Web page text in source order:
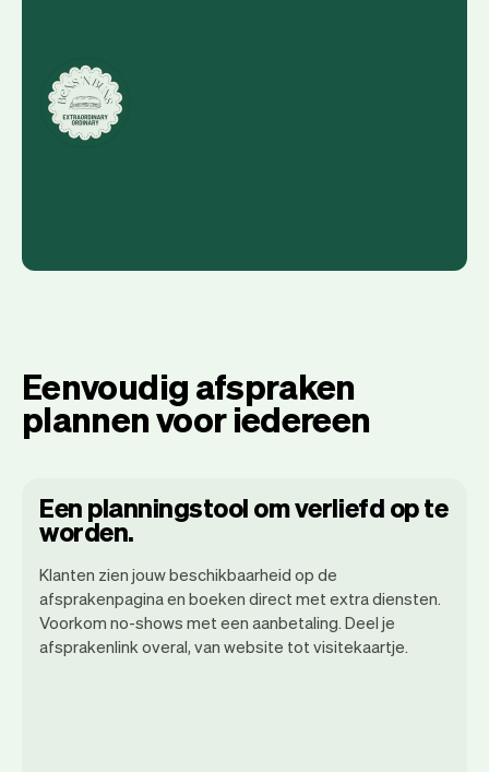
Eenvoudig afspraken
plannen voor iedereen
Een planningstool om verliefd op te
worden.
Klanten zien jouw beschikbaarheid op de
afsprakenpagina en boeken direct met extra diensten.
Voorkom no-shows met een aanbetaling. Deel je
afsprakenlink overal, van website tot visitekaartje.
Wij willen dat jij je kunt focussen op je
talent. Vev zorgt voor alle randzaken.